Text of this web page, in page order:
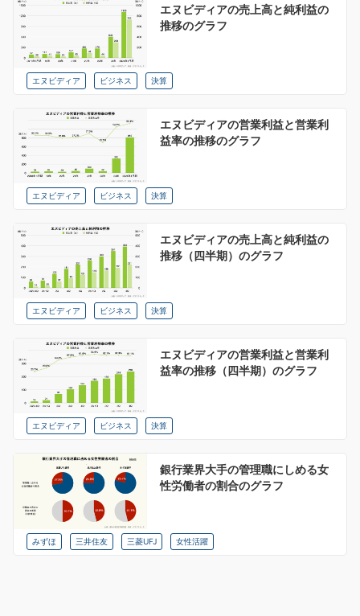
エヌビディアの売上高と純利益の
推移のグラフ
エヌビディア ビジネス 決算
エヌビディアの営業利益と営業利
益率の推移のグラフ
エヌビディア ビジネス 決算
エヌビディアの売上高と純利益の
推移（四半期）のグラフ
エヌビディア ビジネス 決算
エヌビディアの営業利益と営業利
益率の推移（四半期）のグラフ
エヌビディア ビジネス 決算
銀行業界大手の管理職にしめる女
性労働者の割合のグラフ
みずほ 三井住友 三菱UFJ 女性活躍